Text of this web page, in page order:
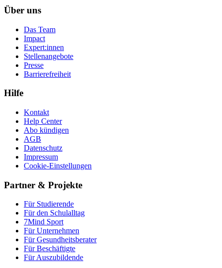
Über uns
Das Team
Impact
Expert:innen
Stellenangebote
Presse
Barrierefreiheit
Hilfe
Kontakt
Help Center
Abo kündigen
AGB
Datenschutz
Impressum
Cookie-Einstellungen
Partner & Projekte
Für Stu­die­rende
Für den Schulalltag
7Mind Sport
Für Unter­neh­men
Für Gesund­heits­be­ra­ter
Für Beschäftigte
Für Auszubildende